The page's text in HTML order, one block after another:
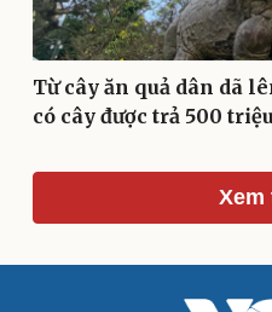
Tư vấn
Từ cây ăn quả dân dã
có cây được trả 500
Xem